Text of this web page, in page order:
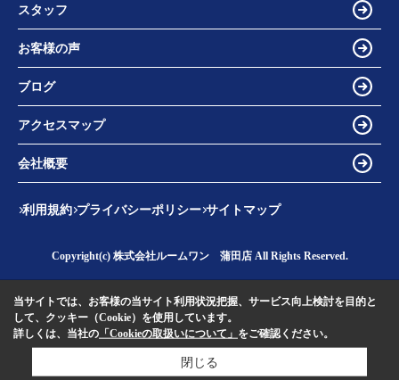
スタッフ
お客様の声
ブログ
アクセスマップ
会社概要
利用規約 プライバシーポリシー サイトマップ
Copyright(c) 株式会社ルームワン 蒲田店 All Rights Reserved.
当サイトでは、お客様の当サイト利用状況把握、サービス向上検討を目的と
して、クッキー（Cookie）を使用しています。
詳しくは、当社の 「Cookieの取扱いについて」 をご確認ください。
閉じる